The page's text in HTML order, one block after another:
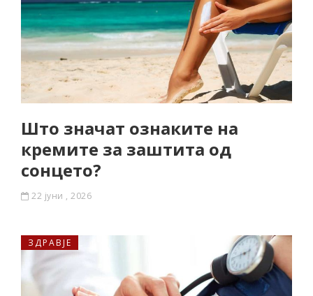
Што значат ознаките на
кремите за заштита од
сонцето?
22 јуни , 2026
ЗДРАВЈЕ